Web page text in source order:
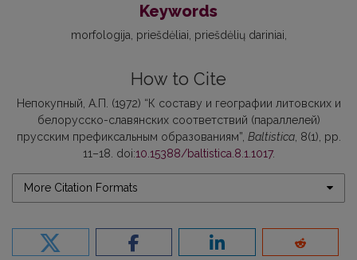
Keywords
morfologija priešdėliai priešdėlių dariniai
How to Cite
Непокупный, А.П. (1972) “К составу и географии литовских и
белорусско-славянских соответствий (параллелей)
прусским префиксальным образованиям”, Baltistica, 8(1), pp.
11–18. doi:10.15388/baltistica.8.1.1017.
More Citation Formats